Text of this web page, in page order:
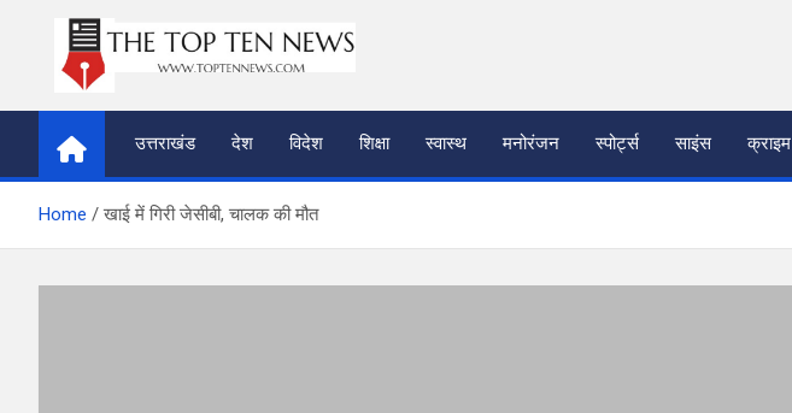
thetoptennews.com
उत्तराखंड
देश विदेश शिक्षा स्वास्थ मनोरंजन स्पोर्ट्स साइंस क्राइम
Home खाई में गिरी जेसीबी, चालक की मौत